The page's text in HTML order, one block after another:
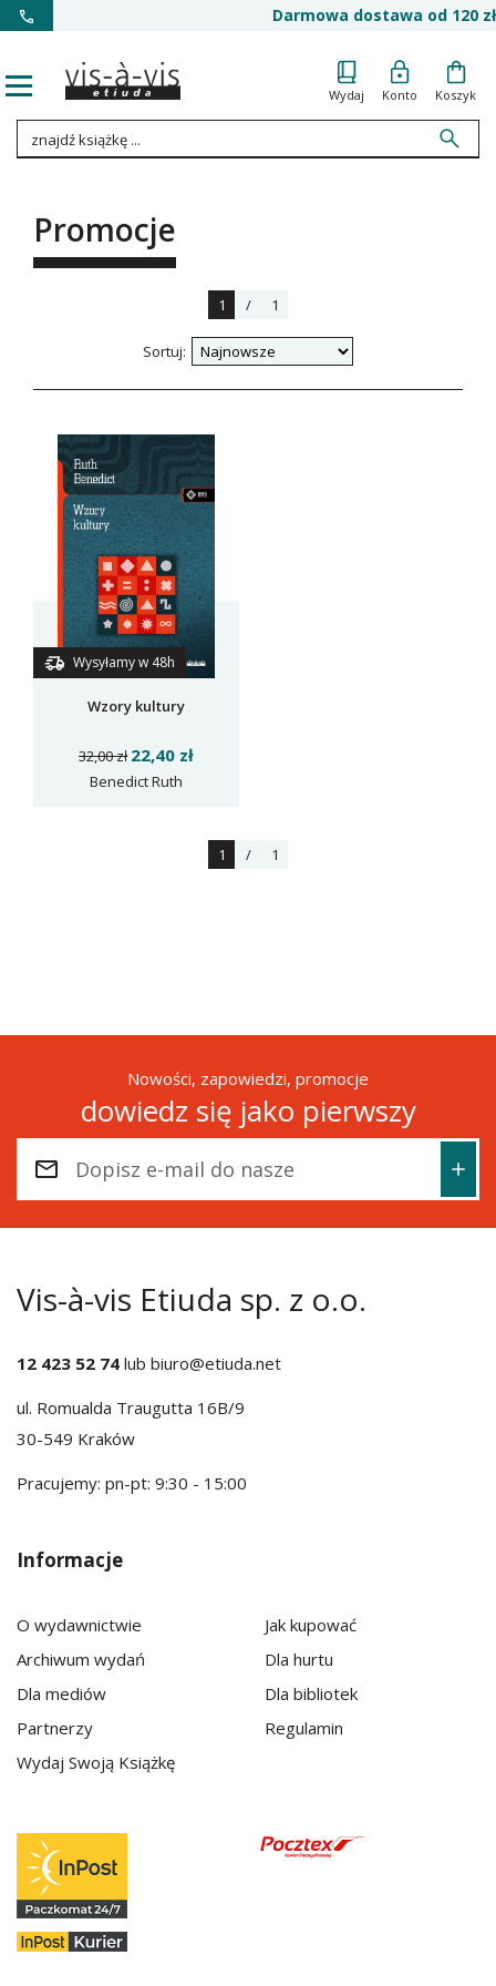
Darmowa dostawa od 120 zł
Wydaj Konto Koszyk
Promocje
1 / 1
Sortuj:
Wysyłamy w 48h
Wzory kultury
32,00 zł 22,40 zł
Benedict Ruth
1 / 1
Nowości, zapowiedzi, promocje
dowiedz się jako pierwszy
Vis-à-vis Etiuda sp. z o.o.
12 423 52 74 lub biuro@etiuda.net
ul. Romualda Traugutta 16B/9
30-549 Kraków
Pracujemy: pn-pt: 9:30 - 15:00
Informacje
O wydawnictwie
Archiwum wydań
Dla mediów
Partnerzy
Wydaj Swoją Książkę
Jak kupować
Dla hurtu
Dla bibliotek
Regulamin